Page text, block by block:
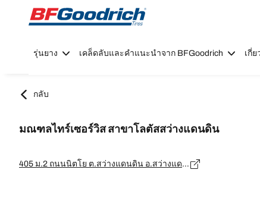
Go to page content
Go to page navigation
รุ่นยาง เคล็ดลับและคำแนะนำจาก BFGoodrich เกี่
กลับ
มณฑลไทร์เซอร์วิส สาขาโลตัสสว่างแดนดิน
405 ม.2 ถนนนิตโย ต.สว่างแดนดิน อ.สว่างแดนดิน, สกลนคร, สกลนคร 47110, สกลนคร - 47110